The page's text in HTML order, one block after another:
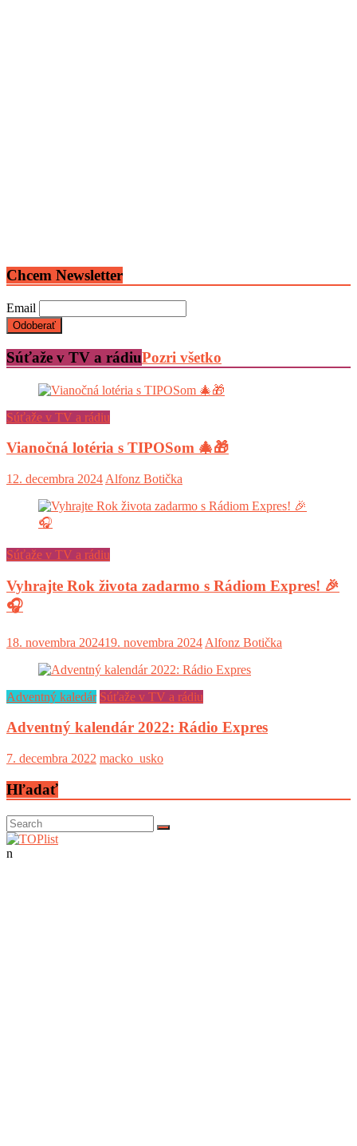
Chcem Newsletter
Email
Súťaže v TV a rádiuPozri všetko
Súťaže v TV a rádiu
Vianočná lotéria s TIPOSom 🎄🎁
12. decembra 2024 Alfonz Botička
Súťaže v TV a rádiu
Vyhrajte Rok života zadarmo s Rádiom Expres! 🎉
🎧
18. novembra 202419. novembra 2024 Alfonz Botička
Adventný kaledár Súťaže v TV a rádiu
Adventný kalendár 2022: Rádio Expres
7. decembra 2022 macko_usko
Hľadať
n